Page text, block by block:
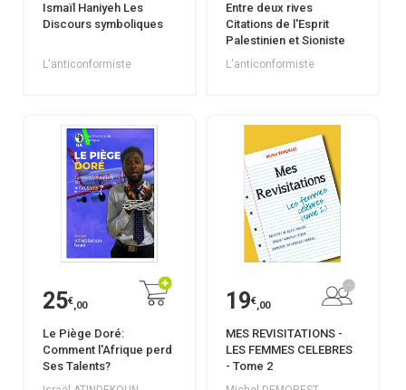
Ismaïl Haniyeh Les
Discours symboliques
L'anticonformiste
Entre deux rives
Citations de l'Esprit
Palestinien et Sioniste
L'anticonformiste
25€,00
Le Piège Doré:
Comment l'Afrique perd
Ses Talents?
19€,00
MES REVISITATIONS -
LES FEMMES CELEBRES
- Tome 2